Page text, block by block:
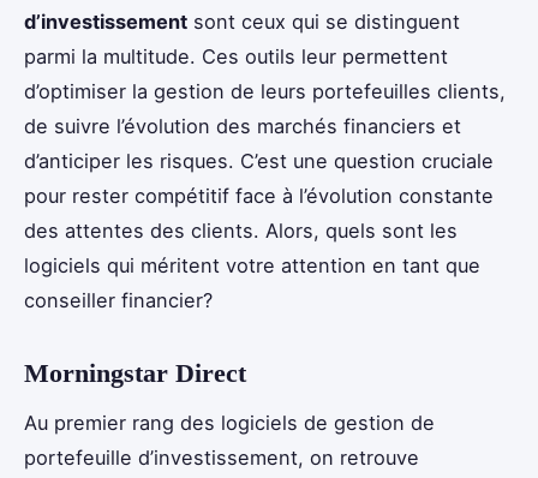
d’investissement sont ceux qui se distinguent
parmi la multitude. Ces outils leur permettent
d’optimiser la gestion de leurs portefeuilles clients,
de suivre l’évolution des marchés financiers et
d’anticiper les risques. C’est une question cruciale
pour rester compétitif face à l’évolution constante
des attentes des clients. Alors, quels sont les
logiciels qui méritent votre attention en tant que
conseiller financier?
Morningstar Direct
Au premier rang des logiciels de gestion de
portefeuille d’investissement, on retrouve